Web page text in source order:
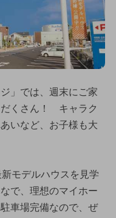
」では、週末にご家
だくさん！ キャラク
いなど、お子様も大
モデルハウスを見学
で、理想のマイホー
車場完備なので、ぜ